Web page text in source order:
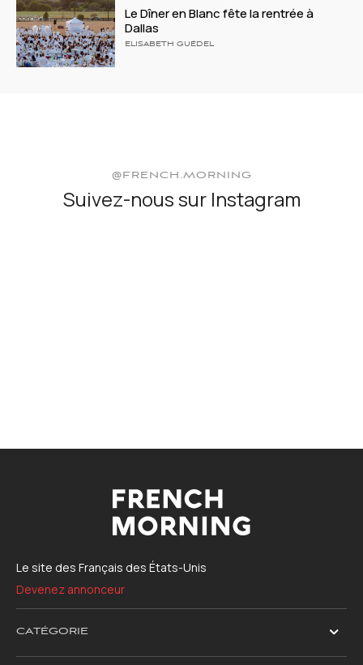
Le Dîner en Blanc fête la rentrée à
Dallas
ELISABETH GUÉDEL
@FRENCH.MORNING
Suivez-nous sur Instagram
Le site des Français des États-Unis
Devenez annonceur
CATÉGORIE